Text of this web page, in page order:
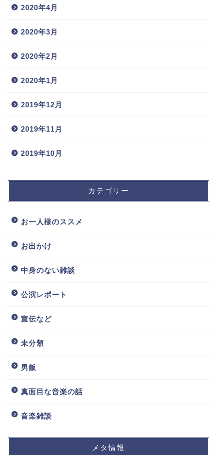
2020年4月
2020年3月
2020年2月
2020年1月
2019年12月
2019年11月
2019年10月
カテゴリー
お一人様のススメ
お出かけ
中身のない雑談
公演レポート
宣伝など
未分類
男飯
真面目な音楽の話
音楽雑談
メタ情報